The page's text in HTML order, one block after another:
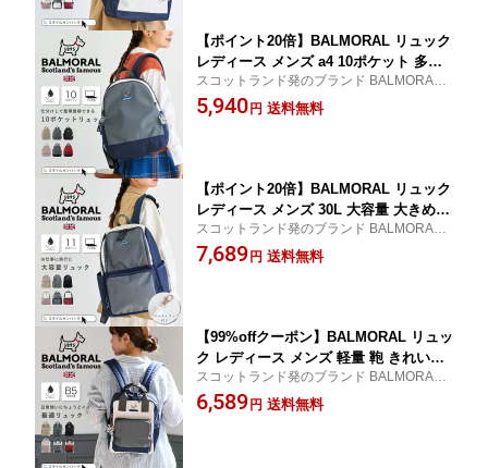
【ポイント20倍】BALMORAL リュック
レディース メンズ a4 10ポケット 多収
納 pc収納 軽量 鞄 きれいめ 撥水 おしゃ
れ リュックサック バックパック 15L ポ
スコットランド発のブランド BALMORAL
バルモラル 15L容量の普段使いにちょうど
いいサイズ。PCポケットやボトルポケット
5,940 円 送料無料
【ポイント20倍】BALMORAL リュック
レディース メンズ 30L 大容量 大きめ
バックパック a4 11ポケット 多収納 旅
行 出張 撥水 鞄 バッグ きれいめ おしゃ
スコットランド発のブランド BALMORAL
バルモラル 30Lの大容量サイズ。通勤通
学・ママバッグ、旅行にも最適。PC収納や
7,689 円 送料無料
【99%offクーポン】BALMORAL リュッ
ク レディース メンズ 軽量 鞄 きれいめ
撥水 小さめ ミニリュック おしゃれ リ
ュックサック バックパック 11L B5 多収
スコットランド発のブランド BALMORAL
バルモラル 11L容量の小さめリュック。収
納しやすいスクエアフォルムで普段使いに
6,589 円 送料無料